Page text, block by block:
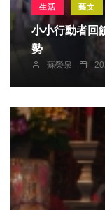
生活 藝文
小小行動者回
勢
蘇榮泉